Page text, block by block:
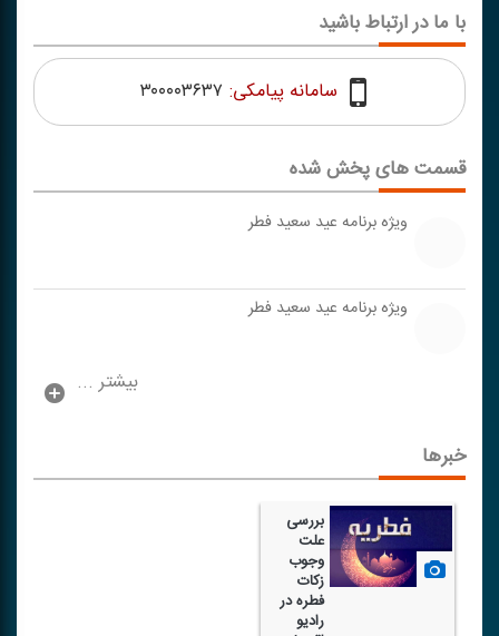
قسمت های پخش شده
ویژه برنامه عید سعید فطر
ویژه برنامه عید سعید فطر
بیشتر ...
با ما در ارتباط باشید
سامانه پیامکی: ۳۰۰۰۰۳۶۳۷
خبرها
بررسی
علت
وجوب
زكات
فطره در
رادیو